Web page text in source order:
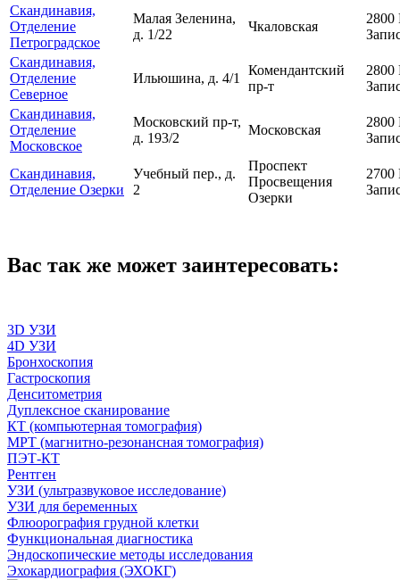
Скандинавия,
Отделение
Петроградское
Малая Зеленина,
д. 1/22
Чкаловская
2800
Скандинавия,
Отделение
Северное
Ильюшина, д. 4/1
Комендантский
пр-т
2800
Скандинавия,
Отделение
Московское
Московский пр-т,
д. 193/2
Московская
2800
Скандинавия,
Отделение Озерки
Учебный пер., д.
2
Проспект
Просвещения
Озерки
2700
Вас так же может заинтересовать:
3D УЗИ
4D УЗИ
Бронхоскопия
Гастроскопия
Денситометрия
Дуплексное сканирование
КТ (компьютерная томография)
МРТ (магнитно-резонансная томография)
ПЭТ-КТ
Рентген
УЗИ (ультразвуковое исследование)
УЗИ для беременных
Флюорография грудной клетки
Функциональная диагностика
Эндоскопические методы исследования
Эхокардиография (ЭХОКГ)